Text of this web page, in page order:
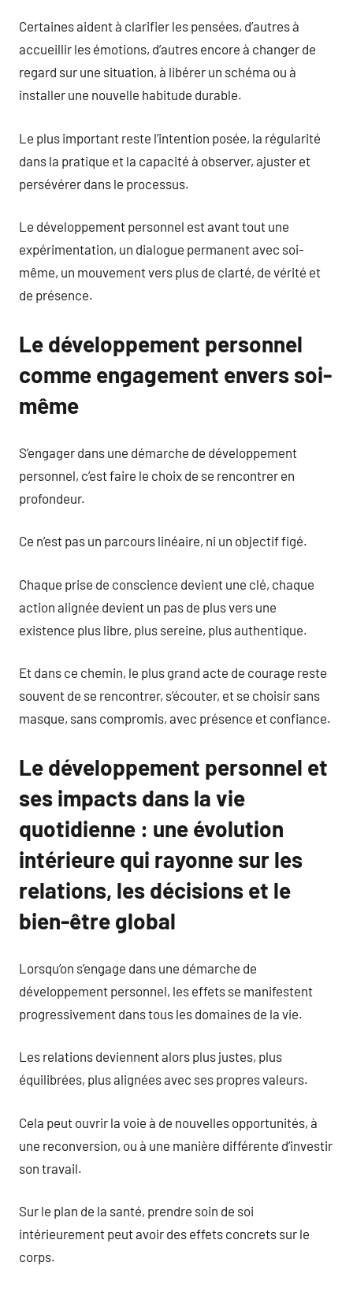
Certaines aident à clarifier les pensées, d’autres à
accueillir les émotions, d’autres encore à changer de
regard sur une situation, à libérer un schéma ou à
installer une nouvelle habitude durable.
Le plus important reste l’intention posée, la régularité
dans la pratique et la capacité à observer, ajuster et
persévérer dans le processus.
Le développement personnel est avant tout une
expérimentation, un dialogue permanent avec soi-
même, un mouvement vers plus de clarté, de vérité et
de présence.
Le développement personnel
comme engagement envers soi-
même
S’engager dans une démarche de développement
personnel, c’est faire le choix de se rencontrer en
profondeur.
Ce n’est pas un parcours linéaire, ni un objectif figé.
Chaque prise de conscience devient une clé, chaque
action alignée devient un pas de plus vers une
existence plus libre, plus sereine, plus authentique.
Et dans ce chemin, le plus grand acte de courage reste
souvent de se rencontrer, s’écouter, et se choisir sans
masque, sans compromis, avec présence et confiance.
Le développement personnel et
ses impacts dans la vie
quotidienne : une évolution
intérieure qui rayonne sur les
relations, les décisions et le
bien-être global
Lorsqu’on s’engage dans une démarche de
développement personnel, les effets se manifestent
progressivement dans tous les domaines de la vie.
Les relations deviennent alors plus justes, plus
équilibrées, plus alignées avec ses propres valeurs.
Cela peut ouvrir la voie à de nouvelles opportunités, à
une reconversion, ou à une manière différente d’investir
son travail.
Sur le plan de la santé, prendre soin de soi
intérieurement peut avoir des effets concrets sur le
corps.